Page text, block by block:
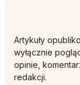
Artykuły
wyłącznie
opinie,
redakcji.